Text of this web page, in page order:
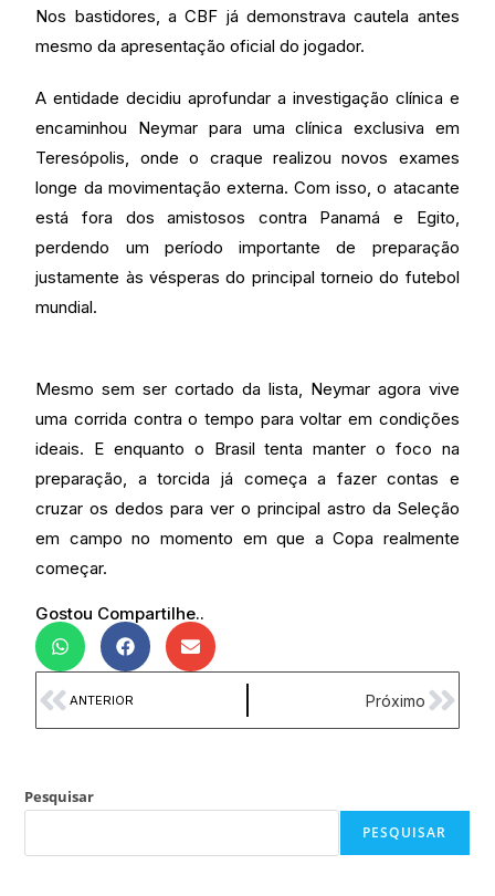
Nos bastidores, a CBF já demonstrava cautela antes
mesmo da apresentação oficial do jogador.
A entidade decidiu aprofundar a investigação clínica e
encaminhou Neymar para uma clínica exclusiva em
Teresópolis, onde o craque realizou novos exames
longe da movimentação externa. Com isso, o atacante
está fora dos amistosos contra Panamá e Egito,
perdendo um período importante de preparação
justamente às vésperas do principal torneio do futebol
mundial.
Mesmo sem ser cortado da lista, Neymar agora vive
uma corrida contra o tempo para voltar em condições
ideais. E enquanto o Brasil tenta manter o foco na
preparação, a torcida já começa a fazer contas e
cruzar os dedos para ver o principal astro da Seleção
em campo no momento em que a Copa realmente
começar.
Gostou Compartilhe..
ANTERIOR Próximo
Pesquisar
PESQUISAR